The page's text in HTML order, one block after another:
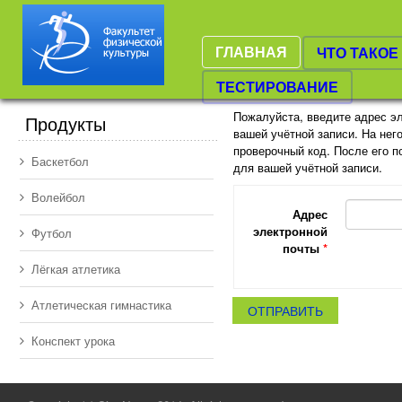
ГЛАВНАЯ
ЧТО
ТЕСТИРОВАНИЕ
Продукты
Баскетбол
Волейбол
Футбол
Лёгкая атлетика
Атлетическая гимнастика
Конспект урока
Пожалуйста, введите адрес
вашей учётной записи. На
проверочный код. После его
для вашей учётной записи.
Адрес
электронной
почты *
ОТПРАВИТЬ